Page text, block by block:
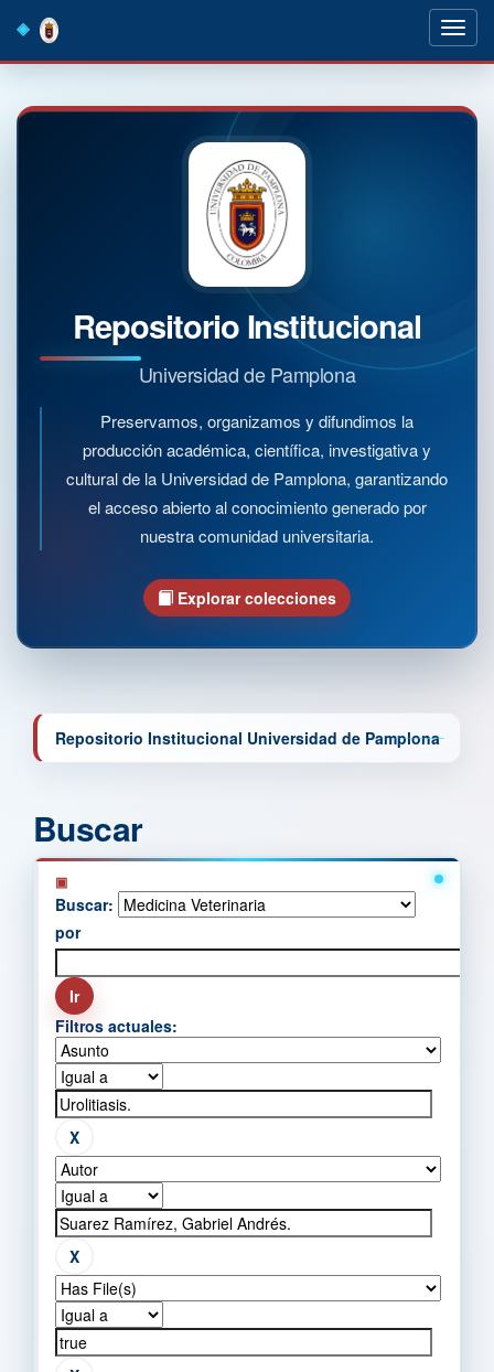
navigation
Repositorio Institucional
Universidad de Pamplona
Preservamos, organizamos y difundimos la
producción académica, científica, investigativa y
cultural de la Universidad de Pamplona, garantizando
el acceso abierto al conocimiento generado por
nuestra comunidad universitaria.
Explorar colecciones
Repositorio Institucional Universidad de Pamplona
Buscar
Buscar:
por
Filtros actuales: